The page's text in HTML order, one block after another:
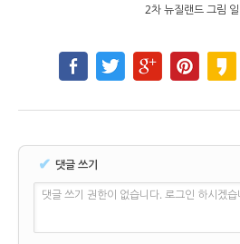
​2차 뉴질랜드 그림
✔ 댓글 쓰기
댓글 쓰기 권한이 없습니다. 로그인 하시겠습